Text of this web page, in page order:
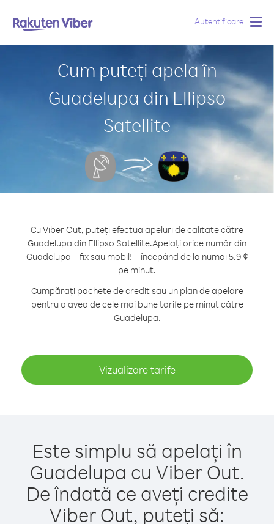
Autentificare
Cum puteți apela în
Guadelupa din Ellipso
Satellite
Cu Viber Out, puteți efectua apeluri de calitate către
Guadelupa din Ellipso Satellite.Apelați orice număr din
Guadelupa – fix sau mobil! – începând de la numai 5.9 ¢
pe minut.
Cumpărați pachete de credit sau un plan de apelare
pentru a avea de cele mai bune tarife pe minut către
Guadelupa.
Vizualizare tarife
Este simplu să apelați în
Guadelupa cu Viber Out.
De îndată ce aveți credite
Viber Out, puteți să: